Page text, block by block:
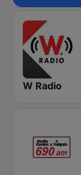
W Radio